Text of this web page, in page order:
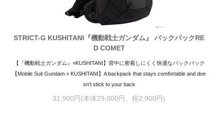
STRICT-G KUSHITANI『機動戦士ガンダム』 バックパックRE
D COMET
【『機動戦士ガンダム』×KUSHITANI】背中に密着しにくく快適なバックパック
【Mobile Suit Gundam × KUSHITANI】A backpack that stays comfortable and doe
sn't stick to your back
31,900円(本体29,000円、税2,900円)